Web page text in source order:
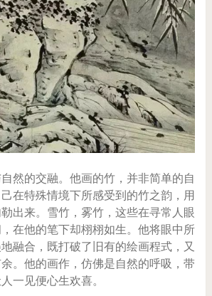
然的交融。他画的竹，并非简单的自
在特殊情境下所感受到的竹之韵，用
出来。雪竹，雾竹，这些在寻常人眼
在他的笔下却栩栩如生。他将眼中所
融合，既打破了旧有的绘画程式，又
。他的画作，仿佛是自然的呼吸，带
一见便心生欢喜。